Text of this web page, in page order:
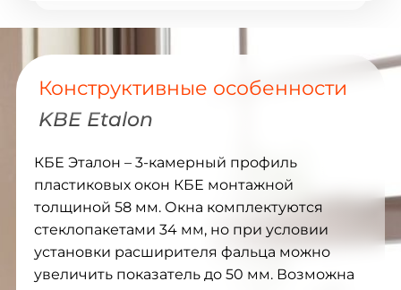
Конструктивные особенности
KBE Etalon
КБЕ Эталон – 3-камерный профиль
пластиковых окон КБЕ монтажной
толщиной 58 мм. Окна комплектуются
стеклопакетами 34 мм, но при условии
установки расширителя фальца можно
увеличить показатель до 50 мм. Возможна